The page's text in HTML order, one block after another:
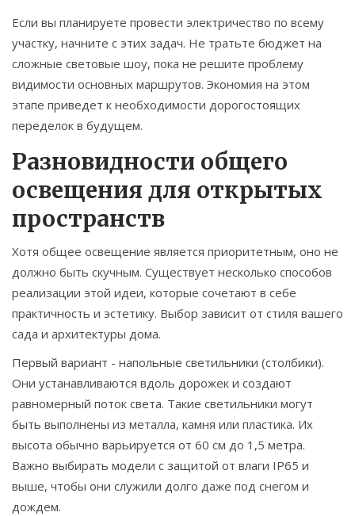
Если вы планируете провести электричество по всему
участку, начните с этих задач. Не тратьте бюджет на
сложные световые шоу, пока не решите проблему
видимости основных маршрутов. Экономия на этом
этапе приведет к необходимости дорогостоящих
переделок в будущем.
Разновидности общего
освещения для открытых
пространств
Хотя общее освещение является приоритетным, оно не
должно быть скучным. Существует несколько способов
реализации этой идеи, которые сочетают в себе
практичность и эстетику. Выбор зависит от стиля вашего
сада и архитектуры дома.
Первый вариант - напольные светильники (столбики).
Они устанавливаются вдоль дорожек и создают
равномерный поток света. Такие светильники могут
быть выполнены из металла, камня или пластика. Их
высота обычно варьируется от 60 см до 1,5 метра.
Важно выбирать модели с защитой от влаги IP65 и
выше, чтобы они служили долго даже под снегом и
дождем.